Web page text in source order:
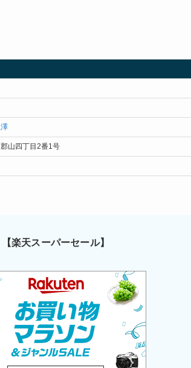
山四丁目2番1号
【楽天スーパーセール】